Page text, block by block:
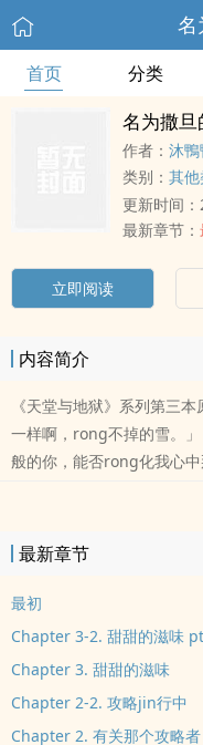
名
首页 分类
名为撒旦
作者： 沐
类别： 其他
更新时间：
最新章节：
立即阅读
内容简介
《天堂与地狱》系列第三
一样啊，rong不掉的雪。
般的你，能否rong化我心
最新章节
最初
Chapter 3-2. 甜甜的滋味
Chapter 3. 甜甜的滋味
Chapter 2-2. 攻略jin行中
Chapter 2. 有关那个攻略者